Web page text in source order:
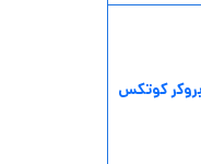
بروکر کوتکس